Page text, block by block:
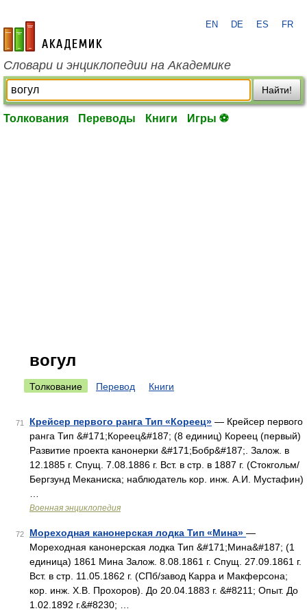
academic.ru
EN DE ES FR
Словари и энциклопедии на Академике
Найти!
Толкования Переводы Книги Игры ⚽
вогул
Толкование Перевод Книги
71 Крейсер первого ранга Тип «Кореец» — Крейсер первого
ранга Тип &#171;Кореец&#187; (8 единиц) Кореец (первый)
Развитие проекта канонерки &#171;Бобр&#187;. Залож. в
12.1885 г. Спущ. 7.08.1886 г. Вст. в стр. в 1887 г. (Стокгольм/
Бергзунд Меканиска; наблюдатель кор. инж. А.И. Мустафин)
Военная энциклопедия
72 Мореходная канонерская лодка Тип «Мина» —
Мореходная канонерская лодка Тип &#171;Мина&#187; (1
единица) 1861 Мина Залож. 8.08.1861 г. Спущ. 27.09.1861 г.
Вст. в стр. 11.05.1862 г. (СПб/завод Карра и Макферсона;
кор. инж. Х.В. Прохоров). До 20.04.1883 г. &#8211; Опыт. До
1.02.1892 г.&#8230; …